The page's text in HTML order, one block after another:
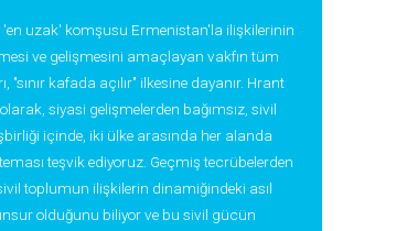
'en uzak' komşusu Ermenistan'la ilişkilerinin
ve gelişmesini amaçlayan vakfın tüm
"sınır kafada açılır" ilkesine dayanır. Hrant
siyasi gelişmelerden bağımsız, sivil
içinde, iki ülke arasında her alanda
teşvik ediyoruz. Geçmiş tecrübelerden
toplumun ilişkilerin dinamiğindeki asıl
olduğunu biliyor ve bu sivil gücün